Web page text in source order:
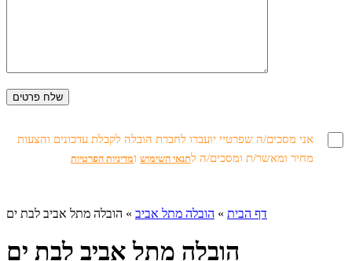
אני מסכים/ה שפרטיי יועברו לחברת הובלה לקבלת עדכונים והצעות
מחיר ומאשר/ת ומסכים/ה לתנאי השימוש ומדיניות הפרטיות
דף הבית » הובלה מתל אביב » הובלה מתל אביב לבת ים
הובלה מתל אביב לבת ים